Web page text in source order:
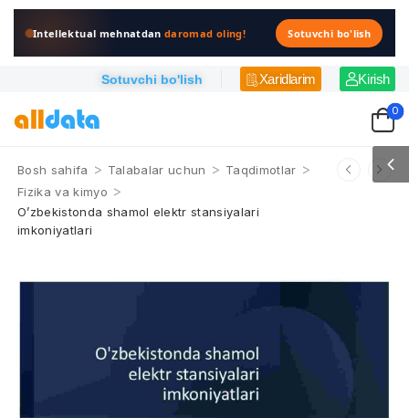
Intellektual mehnatdandaromad oling! Sotuvchi bo'lish
Sotuvchi bo'lish Xaridlarim Kirish
0
Bosh sahifa > Talabalar uchun > Taqdimotlar >
Fizika va kimyo >
O’zbekistonda shamol elektr stansiyalari
imkoniyatlari